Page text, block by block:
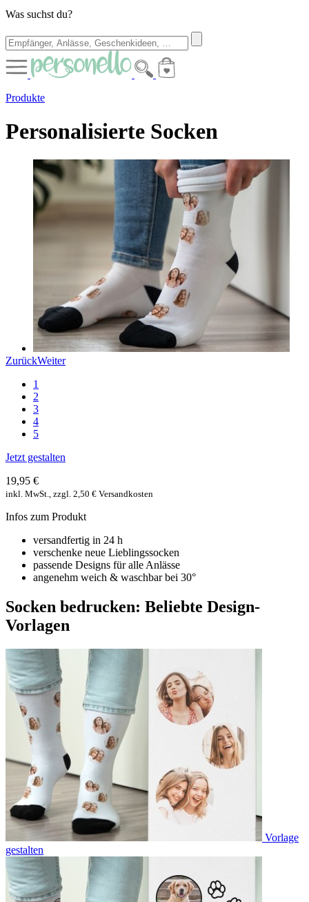
Was suchst du?
Produkte
Personalisierte Socken
ZurückWeiter
1
2
3
4
5
Jetzt gestalten
19,95 €
inkl. MwSt., zzgl. 2,50 € Versandkosten
Infos zum Produkt
versandfertig in 24 h
verschenke neue Lieblingssocken
passende Designs für alle Anlässe
angenehm weich & waschbar bei 30°
Socken bedrucken: Beliebte Design-
Vorlagen
Vorlage
gestalten